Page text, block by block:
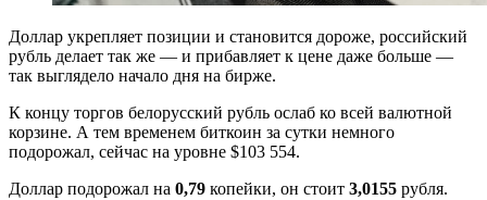
Доллар укрепляет позиции и становится дороже, российский
рубль делает так же — и прибавляет к цене даже больше —
так выглядело начало дня на бирже.
К концу торгов белорусский рубль ослаб ко всей валютной
корзине. А тем временем биткоин за сутки немного
подорожал, сейчас на уровне $103 554.
Доллар подорожал на 0,79 копейки, он стоит 3,0155 рубля.